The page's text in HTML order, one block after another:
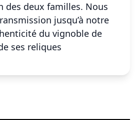
des deux familles. Nous
jusqu’à notre
du vignoble de
ses reliques